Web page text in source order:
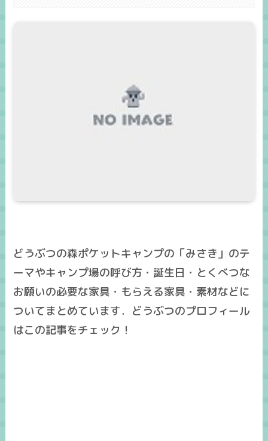
どうぶつの森ポケットキャンプの「みさき」のテ
ーマやキャンプ場の呼び方・誕生日・とくべつな
お願いの必要な家具・もらえる家具・素材などに
ついてまとめています．どうぶつのプロフィール
はこの記事をチェック！